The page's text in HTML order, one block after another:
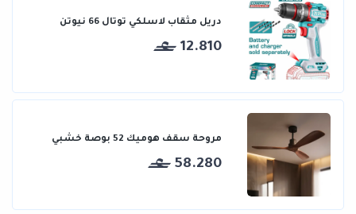
دريل مثقاب لاسلكي توتال 66 نيوتن
12.810
مروحة سقف هوميك 52 بوصة خشبي
58.280